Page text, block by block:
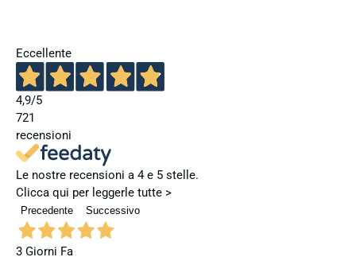
Eccellente
4,9/5
721
recensioni
Le nostre recensioni a 4 e 5 stelle.
Clicca qui per leggerle tutte >
Precedente Successivo
3 Giorni Fa